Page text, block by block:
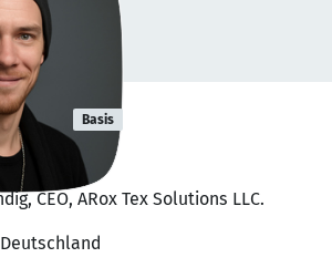
Basis
🔎
CEO, ARox Tex Solutions LLC.